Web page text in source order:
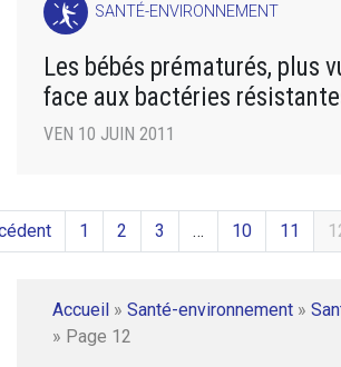
SANTÉ-ENVIRONNEMENT
Les bébés prématurés, plus
face aux bactéries
VEN 10 JUIN 2011
1 2 3 … 10 11
Accueil » Santé-environnement »
» Page 12